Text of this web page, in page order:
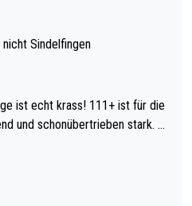
Sindelfingen
krass! 111+ ist für die
und schonübertrieben stark. U